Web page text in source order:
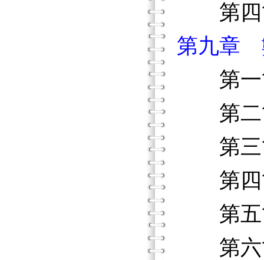
第四
第九章
第一
第二
第三
第四
第五
第六